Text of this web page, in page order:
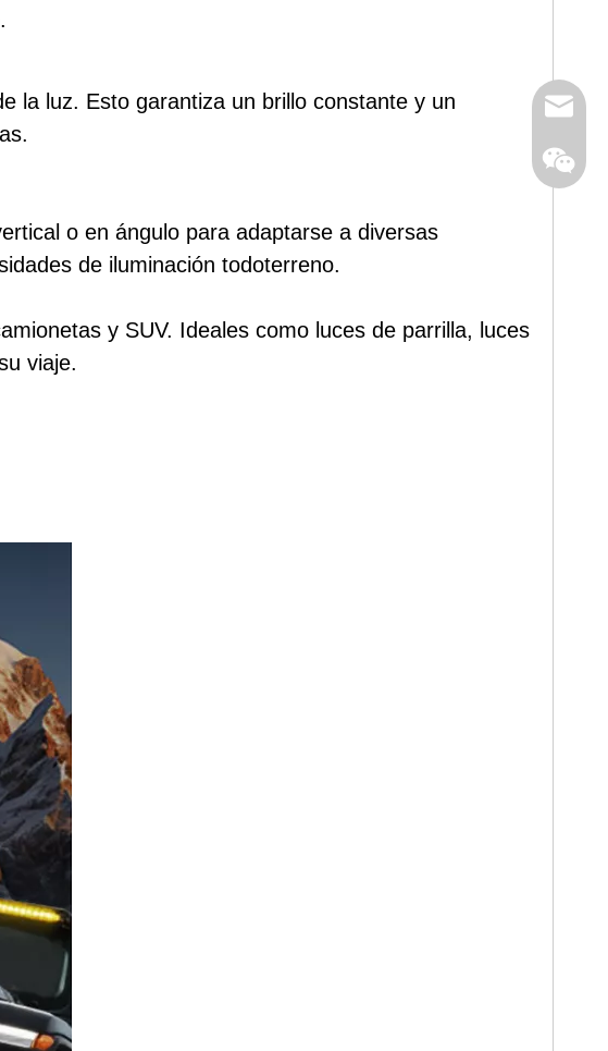
la luz. Esto garantiza un brillo constante y un
o en ángulo para adaptarse a diversas
de iluminación todoterreno.
y SUV. Ideales como luces de parrilla, luces
viaje.
Correo